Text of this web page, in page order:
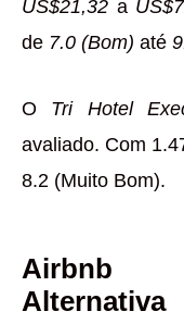
US$21,32 a
de 7.0 (Bom) até
O Tri Hotel
avaliado. Com
8.2 (Muito Bom).
Airbnb
Alternativa